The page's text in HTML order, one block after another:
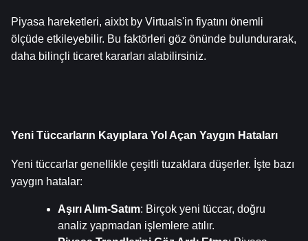
Piyasa hareketleri, aixbt by Virtuals'in fiyatını önemli
ölçüde etkileyebilir. Bu faktörleri göz önünde bulundurarak,
daha bilinçli ticaret kararları alabilirsiniz.
Yeni Tüccarların Kayıplara Yol Açan Yaygın Hataları
Yeni tüccarlar genellikle çeşitli tuzaklara düşerler. İşte bazı
yaygın hatalar:
Aşırı Alım-Satım: Birçok yeni tüccar, doğru
analiz yapmadan işlemlere atılır.